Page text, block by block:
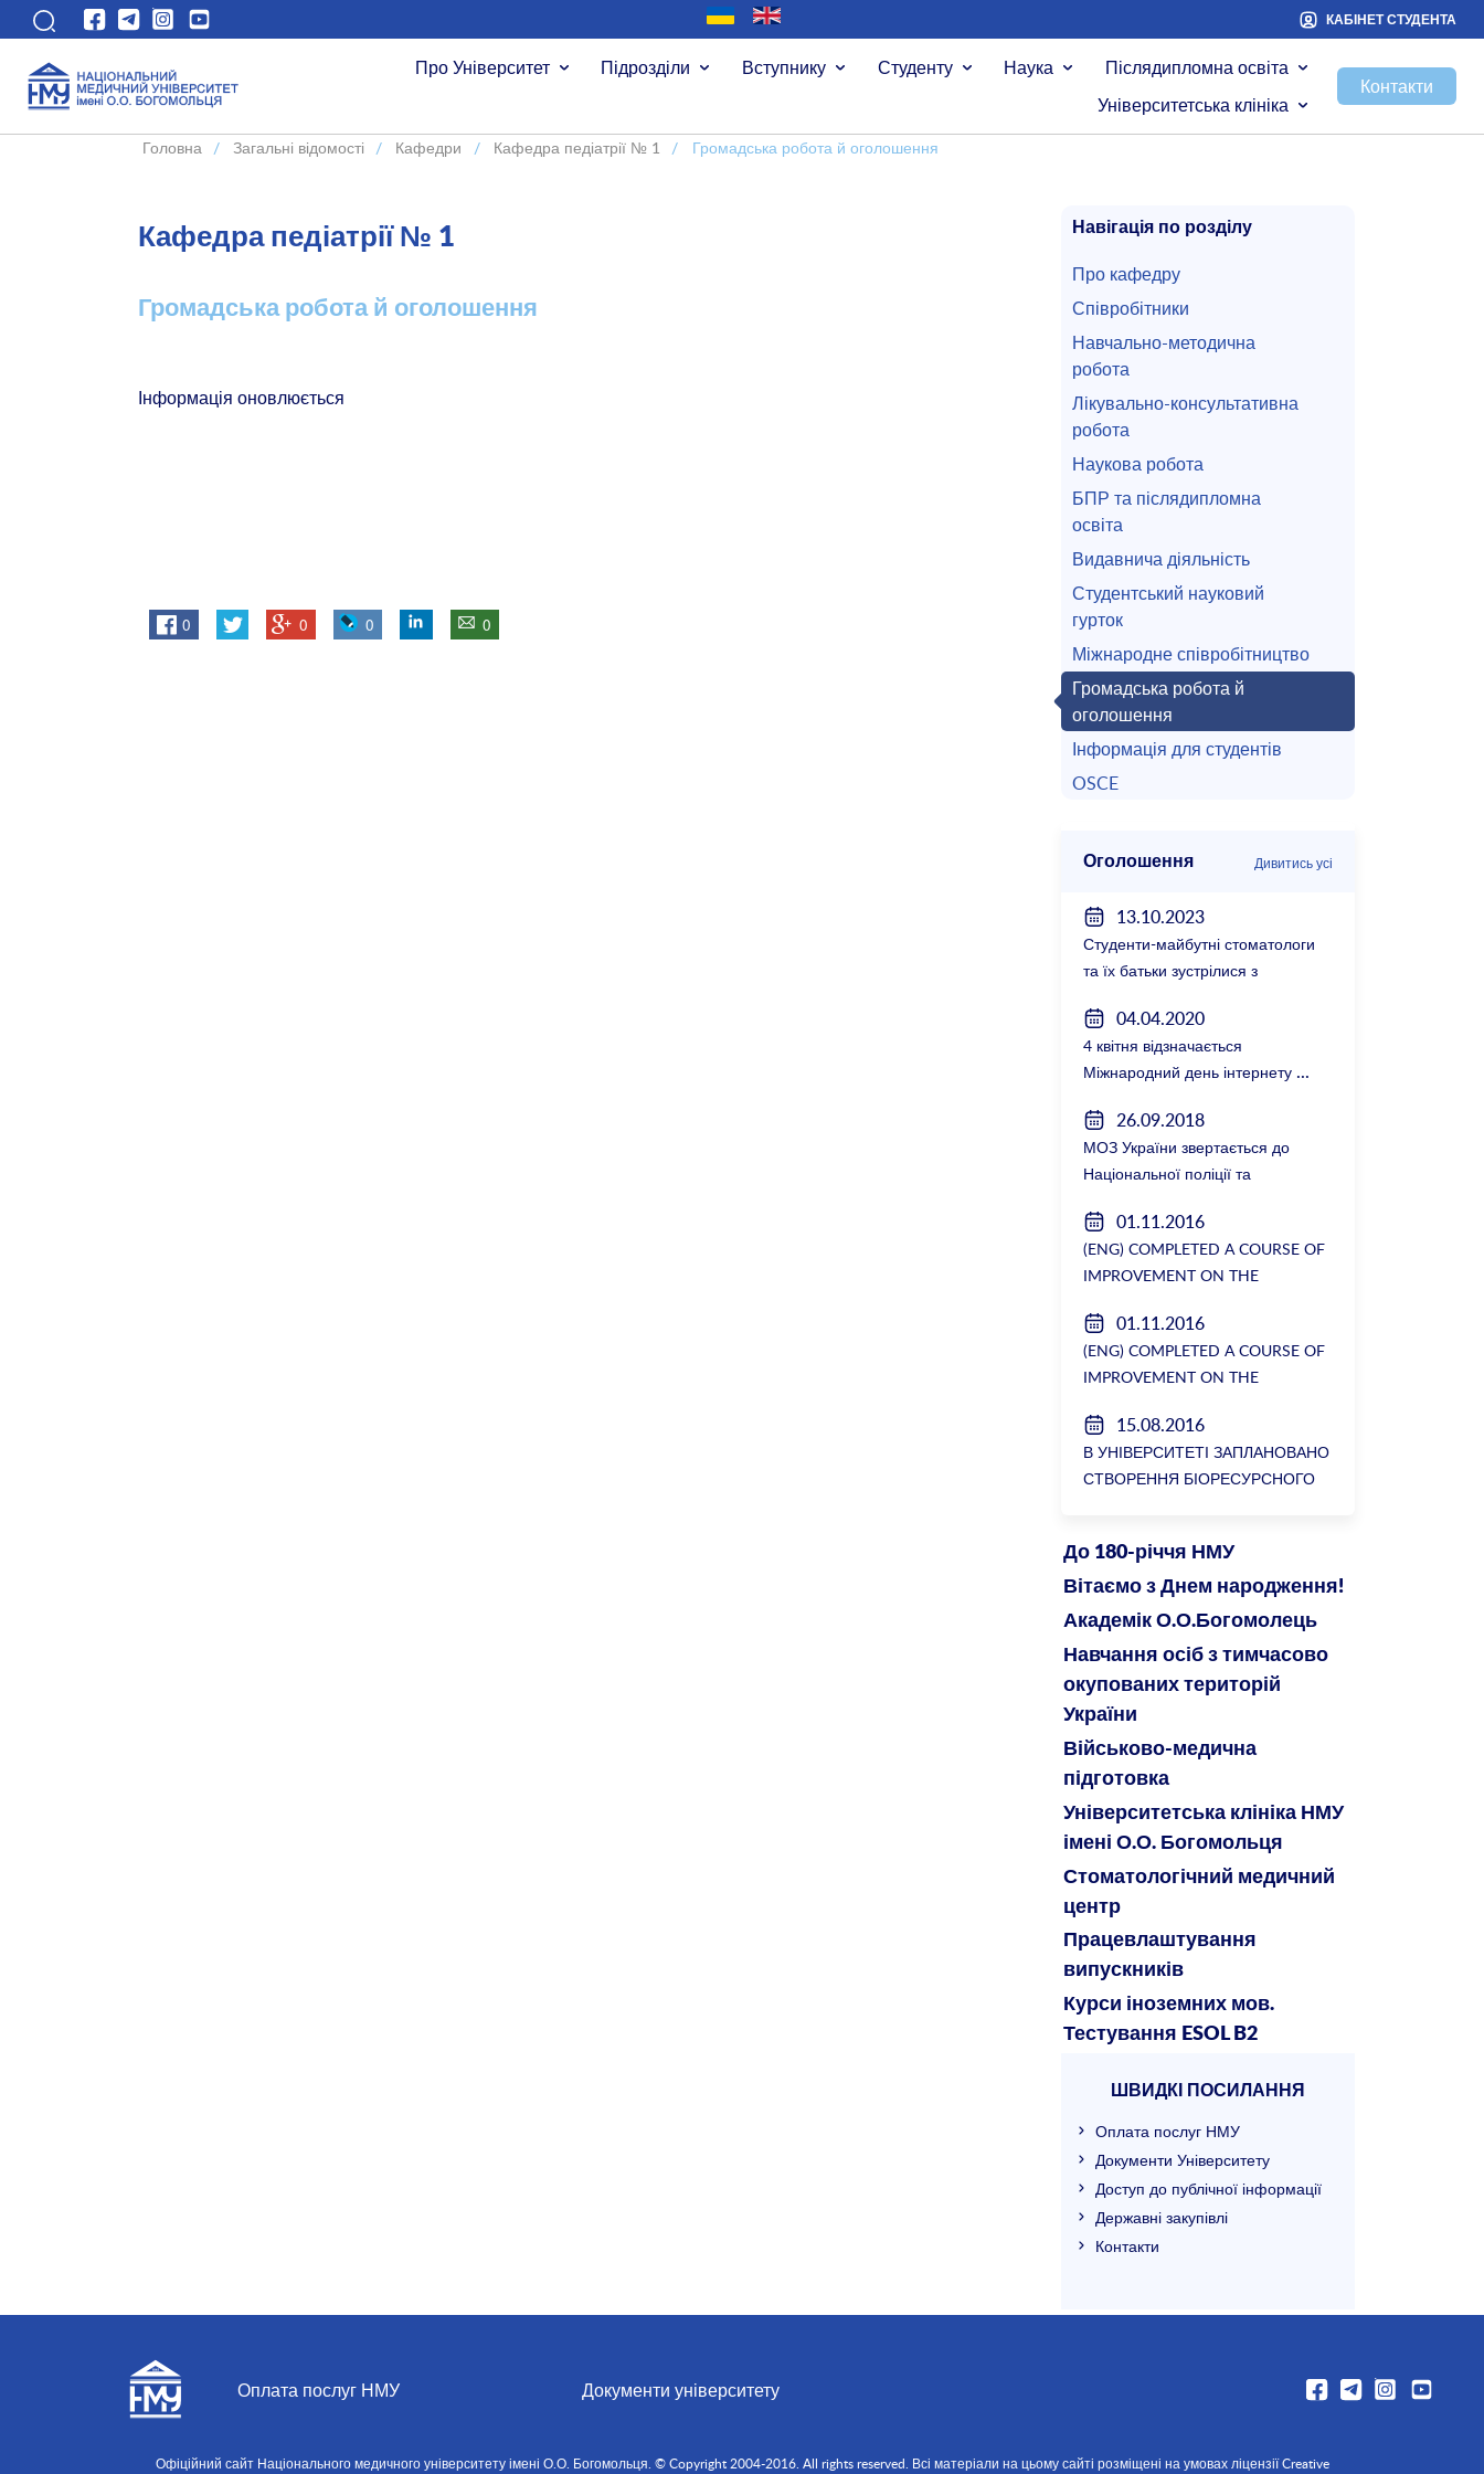
КАБІНЕТ СТУДЕНТА
Про Університет Підрозділи Вступнику Студенту Наука
Післядипломна освіта
Університетська клініка
Контакти
Головна / Загальні відомості / Кафедри / Кафедра педіатрії № 1 / Громадська робота й оголошення
Кафедра педіатрії № 1
Громадська робота й оголошення
Інформація оновлюється
0 0 0 0
Навігація по розділу
Про кафедру
Співробітники
Навчально-методична
робота
Лікувально-консультативна
робота
Наукова робота
БПР та післядипломна
освіта
Видавнича діяльність
Студентський науковий
гурток
Міжнародне співробітництво
Громадська робота й
оголошення
Інформація для студентів
OSCE
Оголошення Дивитись усі
13.10.2023
Студенти-майбутні стоматологи
та їх батьки зустрілися з
04.04.2020
4 квітня відзначається
Міжнародний день інтернету
26.09.2018
МОЗ України звертається до
Національної поліції та
вимогою розслідування низки
зухвалих злочинів екс-ректорки
НМУ Катерини Амосової
01.11.2016
(ENG) COMPLETED A COURSE OF
IMPROVEMENT ON THE
SURGERY №2
01.11.2016
(ENG) COMPLETED A COURSE OF
IMPROVEMENT ON THE
SURGERY №2
15.08.2016
В УНІВЕРСИТЕТІ ЗАПЛАНОВАНО
СТВОРЕННЯ БІОРЕСУРСНОГО
До 180-річчя НМУ
Вітаємо з Днем народження!
Академік О.О.Богомолець
Навчання осіб з тимчасово
окупованих територій
України
Військово-медична
підготовка
Університетська клініка НМУ
імені О.О. Богомольця
Стоматологічний медичний
центр
Працевлаштування
випускників
Курси іноземних мов.
Тестування ESOL B2
ШВИДКІ ПОСИЛАННЯ
Оплата послуг НМУ
Документи Університету
Доступ до публічної інформації
Державні закупівлі
Контакти
Оплата послуг НМУ Документи університету
Офіційний сайт Національного медичного університету імені О.О. Богомольця. © Copyright 2004-2016. All rights reserved. Всі матеріали на цьому сайті розміщені на умовах ліцензії Creative